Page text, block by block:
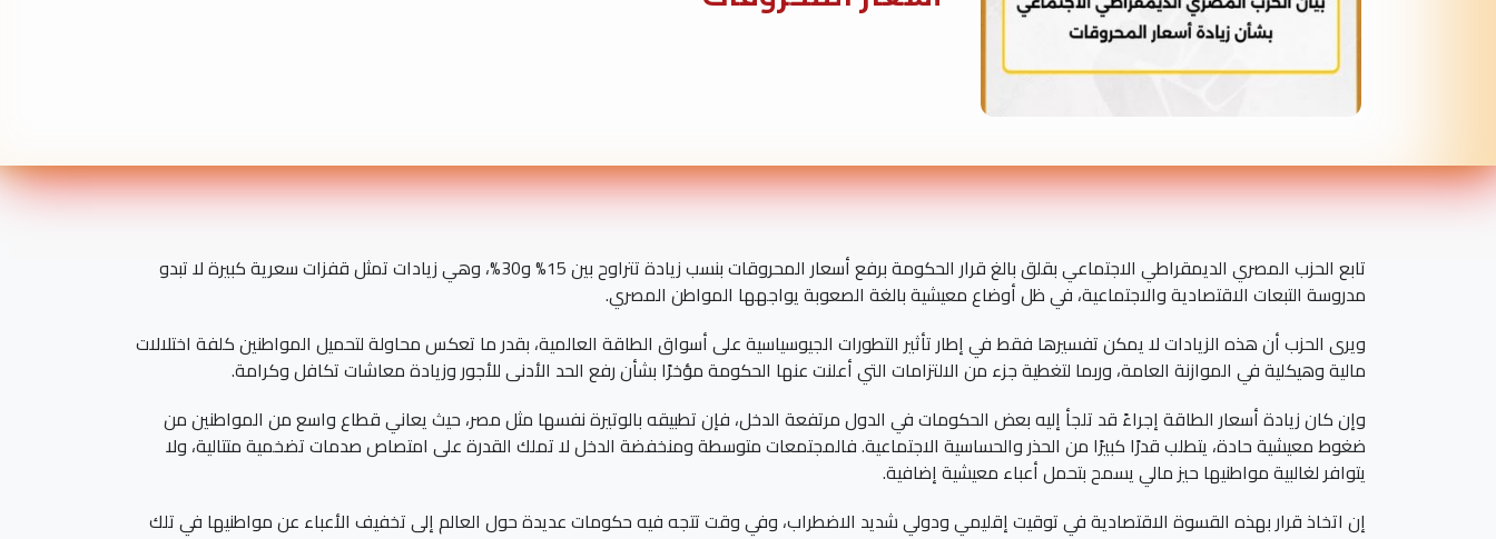
تابع الحزب المصري الديمقراطي الاجتماعي بقلق بالغ قرار الحكومة برفع أسعار المحروقات بنسب زيادة تتراوح بين 15% و30%، وهي زيادات تمثل قفزات سعرية كبيرة لا تبدو
مدروسة التبعات الاقتصادية والاجتماعية، في ظل أوضاع معيشية بالغة الصعوبة يواجهها المواطن المصري.
ويرى الحزب أن هذه الزيادات لا يمكن تفسيرها فقط في إطار تأثير التطورات الجيوسياسية على أسواق الطاقة العالمية، بقدر ما تعكس محاولة لتحميل المواطنين كلفة اختلالات
مالية وهيكلية في الموازنة العامة، وربما لتغطية جزء من الالتزامات التي أعلنت عنها الحكومة مؤخرًا بشأن رفع الحد الأدنى للأجور وزيادة معاشات تكافل وكرامة.
وإن كان زيادة أسعار الطاقة إجراءً قد تلجأ إليه بعض الحكومات في الدول مرتفعة الدخل، فإن تطبيقه بالوتيرة نفسها مثل مصر، حيث يعاني قطاع واسع من المواطنين من
ضغوط معيشية حادة، يتطلب قدرًا كبيرًا من الحذر والحساسية الاجتماعية. فالمجتمعات متوسطة ومنخفضة الدخل لا تملك القدرة على امتصاص صدمات تضخمية متتالية، ولا
يتوافر لغالبية مواطنيها حيز مالي يسمح بتحمل أعباء معيشية إضافية.
إن اتخاذ قرار بهذه القسوة الاقتصادية في توقيت إقليمي ودولي شديد الاضطراب، وفي وقت تتجه فيه حكومات عديدة حول العالم إلى تخفيف الأعباء عن مواطنيها في تلك